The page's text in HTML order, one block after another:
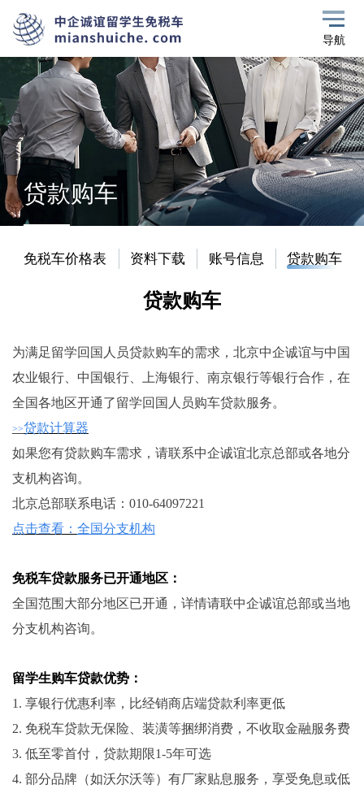
导航
贷款购车
免税车价格表 资料下载 账号信息 贷款购车
贷款购车
为满足留学回国人员贷款购车的需求，北京中企诚谊与中国
农业银行、中国银行、上海银行、南京银行等银行合作，在
全国各地区开通了留学回国人员购车贷款服务。
>>贷款计算器
如果您有贷款购车需求，请联系中企诚谊北京总部或各地分
支机构咨询。
北京总部联系电话：010-64097221
点击查看： 全国分支机构
免税车贷款服务已开通地区：
全国范围大部分地区已开通，详情请联中企诚谊总部或当地
分支机构咨询。
留学生购车贷款优势：
1. 享银行优惠利率，比经销商店端贷款利率更低
2. 免税车贷款无保险、装潢等捆绑消费，不收取金融服务费
3. 低至零首付，贷款期限1-5年可选
4. 部分品牌（如沃尔沃等）有厂家贴息服务，享受免息或低